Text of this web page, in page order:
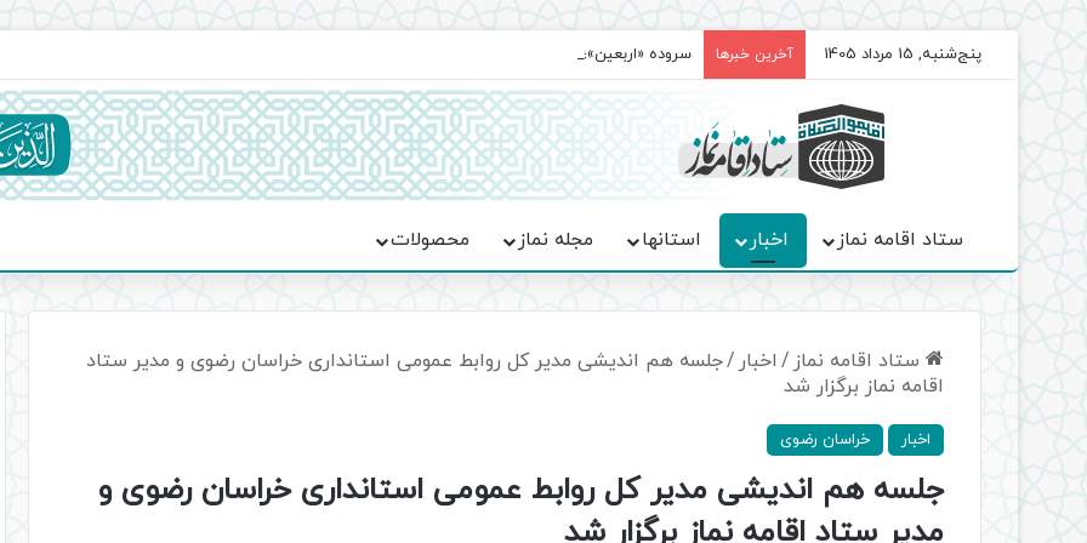
پنج‌شنبه, 15 مرداد 1405 آخرین خبرها سروده‌ «اربعین»؛ روایت حماسه، استقامت و تمدن‌سازی امت اسلامی
ستاد اقامه نماز اخبار استانها مجله نماز محصولات
ستاد اقامه نماز / اخبار /جلسه هم اندیشی مدیر کل روابط عمومی استانداری خراسان رضوی و مدیر ستاد
اقامه نماز برگزار شد
اخبار خراسان رضوی
جلسه هم اندیشی مدیر کل روابط عمومی استانداری خراسان رضوی و
مدیر ستاد اقامه نماز برگزار شد